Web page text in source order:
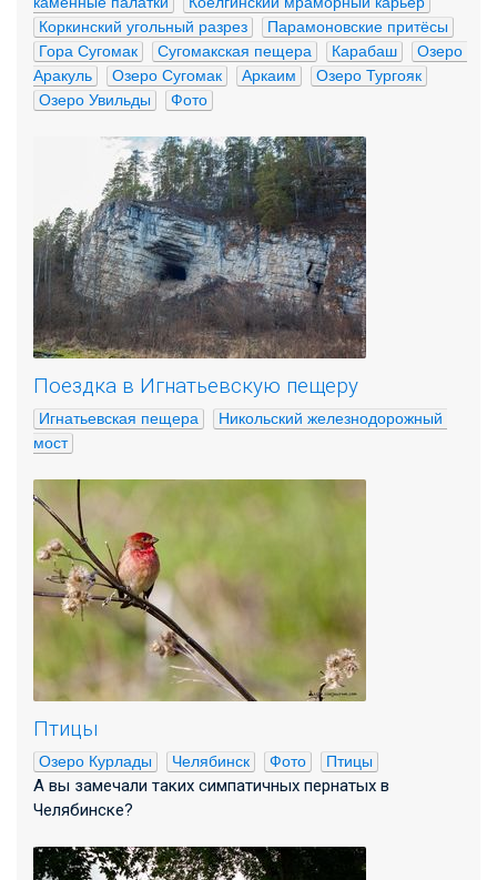
Коркинский угольный разрез
Парамоновские притёсы
Гора Сугомак
Сугомакская пещера Карабаш
Озеро
Аракуль
Озеро Сугомак Аркаим
Озеро Тургояк
Озеро Увильды
Фото
Поездка в Игнатьевскую пещеру
Игнатьевская пещера
Никольский железнодорожный
мост
Птицы
Озеро Курлады Челябинск Фото Птицы
А вы замечали таких симпатичных пернатых в
Челябинске?